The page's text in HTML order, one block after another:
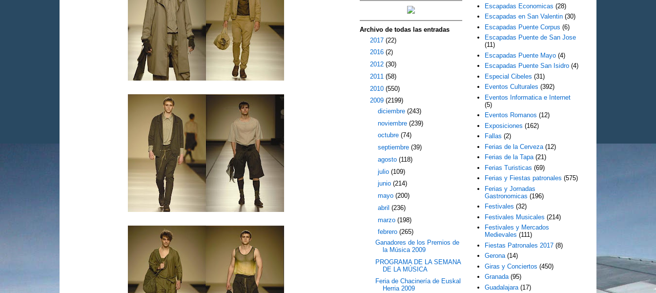
Archivo de todas las entradas
2017 (22)
2016 (2)
2012 (30)
2011 (58)
2010 (550)
2009 (2199)
diciembre (243)
noviembre (239)
octubre (74)
septiembre (39)
agosto (118)
julio (109)
junio (214)
mayo (200)
abril (236)
marzo (198)
febrero (265)
Ganadores de los Premios de
la Música 2009
PROGRAMA DE LA SEMANA
DE LA MÚSICA
Feria de Chacinería de Euskal
Herria 2009
Escapadas Economicas (28)
Escapadas en San Valentin (30)
Escapadas Puente Corpus (6)
Escapadas Puente de San Jose
(11)
Escapadas Puente Mayo (4)
Escapadas Puente San Isidro (4)
Especial Cibeles (31)
Eventos Culturales (392)
Eventos Informatica e Internet
(5)
Eventos Romanos (12)
Exposiciones (162)
Fallas (2)
Ferias de la Cerveza (12)
Ferias de la Tapa (21)
Ferias Turisticas (69)
Ferias y Fiestas patronales (575)
Ferias y Jornadas
Gastronomicas (196)
Festivales (32)
Festivales Musicales (214)
Festivales y Mercados
Medievales (111)
Fiestas Patronales 2017 (8)
Gerona (14)
Giras y Conciertos (450)
Granada (95)
Guadalajara (17)